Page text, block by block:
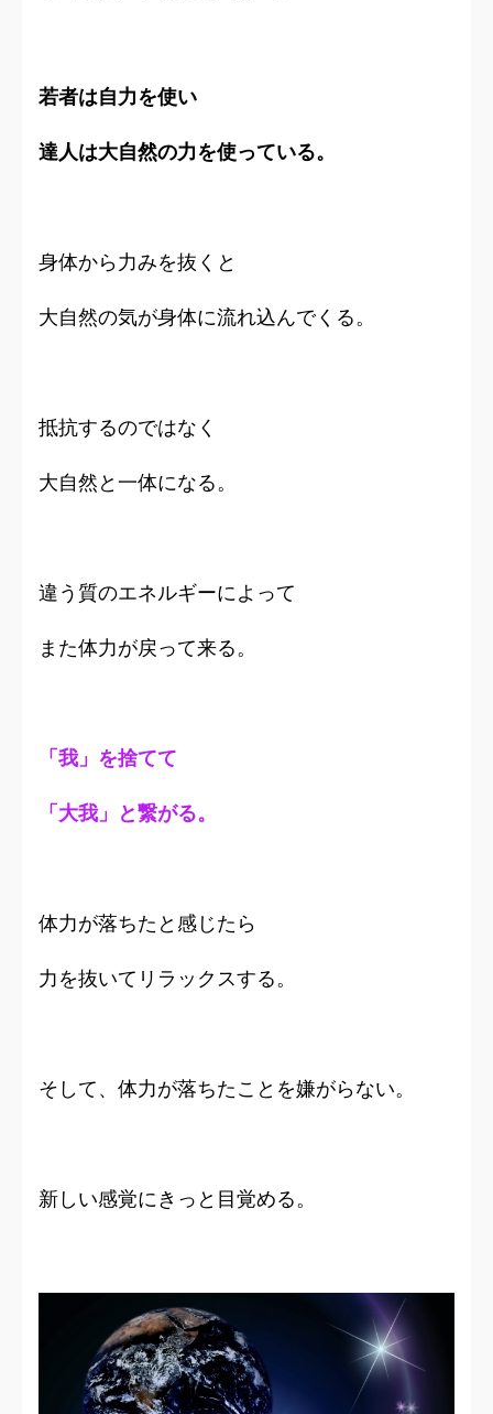
若者は自力を使い
達人は大自然の力を使っている。
身体から力みを抜くと
大自然の気が身体に流れ込んでくる。
抵抗するのではなく
大自然と一体になる。
違う質のエネルギーによって
また体力が戻って来る。
「我」を捨てて
「大我」と繋がる。
体力が落ちたと感じたら
力を抜いてリラックスする。
そして、体力が落ちたことを嫌がらない。
新しい感覚にきっと目覚める。